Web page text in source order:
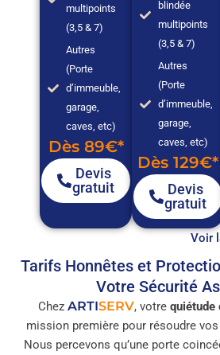
multipoints
(3,5 & 7)
Autres
(Porte
d’immeuble,
garage,
caves, etc)
Dès 89€*
Devis
gratuit
blindée
multipoints
(3,5 & 7)
Autres
(Porte
d’immeuble,
garage,
caves, etc)
Dès 129€*
Devis
gratuit
Voir
Tarifs Honnêtes et
Votre Sécurité
Chez ARTISERV, votre quiétude
mission première pour résoudre vos
Nous percevons qu’une porte